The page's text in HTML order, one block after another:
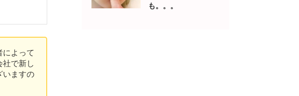
よって
で新し
いますの
も。。。